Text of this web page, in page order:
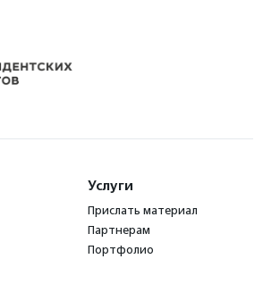
Услуги
Прислать материал
Партнерам
Портфолио